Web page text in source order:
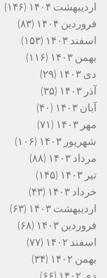
اردیبهشت ۱۴۰۴
(۱۴۶)
فروردین ۱۴۰۴
(۸۳)
اسفند ۱۴۰۳
(۱۵۳)
بهمن ۱۴۰۳
(۱۱۶)
دی ۱۴۰۳
(۲۹)
آذر ۱۴۰۳
(۳۵)
آبان ۱۴۰۳
(۴۰)
مهر ۱۴۰۳
(۷۱)
شهریور ۱۴۰۳
(۱۰۶)
مرداد ۱۴۰۳
(۸۸)
تیر ۱۴۰۳
(۱۴۵)
خرداد ۱۴۰۳
(۴۳)
اردیبهشت ۱۴۰۳
(۶۳)
فروردین ۱۴۰۳
(۶۸)
اسفند ۱۴۰۲
(۷۷)
بهمن ۱۴۰۲
(۳۴)